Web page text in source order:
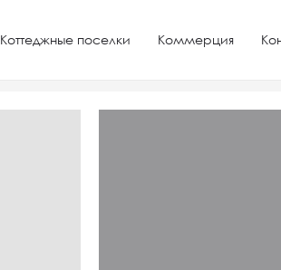
Коттеджные поселки Коммерция